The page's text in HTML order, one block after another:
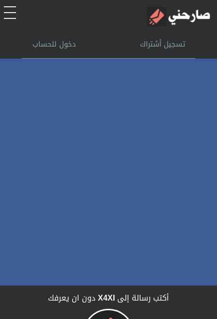
الرئيسيةتسجيل أشتراك دخول للحساب
أكتب رسالة إلىX4XIدون ان يعرفك